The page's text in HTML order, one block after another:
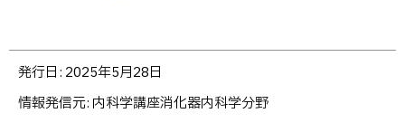
イ
ト
ト
プ
発行日: 2025年5月28日
情報発信元 内科学講座消化器内科学分野